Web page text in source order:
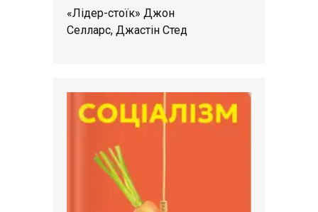
«Лідер-стоїк» Джон
Селларс, Джастін Стед